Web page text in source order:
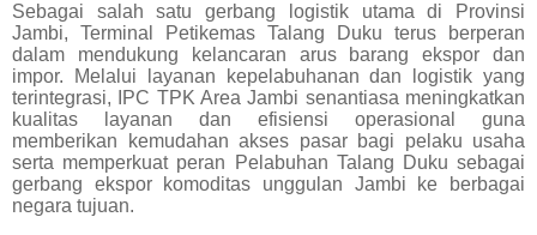
Sebagai salah satu gerbang logistik utama di Provinsi
Jambi, Terminal Petikemas Talang Duku terus berperan
dalam mendukung kelancaran arus barang ekspor dan
impor. Melalui layanan kepelabuhanan dan logistik yang
terintegrasi, IPC TPK Area Jambi senantiasa meningkatkan
kualitas layanan dan efisiensi operasional guna
memberikan kemudahan akses pasar bagi pelaku usaha
serta memperkuat peran Pelabuhan Talang Duku sebagai
gerbang ekspor komoditas unggulan Jambi ke berbagai
negara tujuan.